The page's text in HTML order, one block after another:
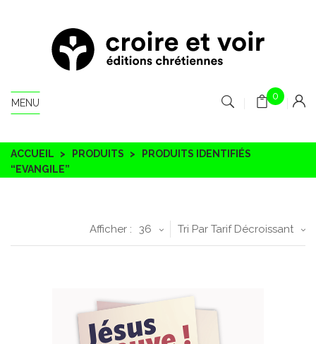
MENU
0
ACCUEIL PRODUITS
PRODUITS IDENTIFIÉS
“EVANGILE”
Tri Par Tarif Décroissant
Afficher : 36